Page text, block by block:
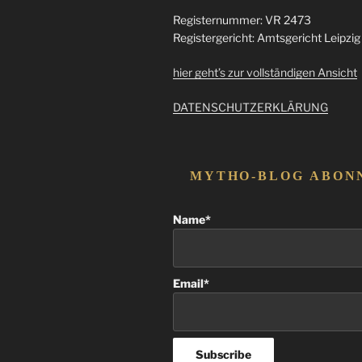
Registernummer: VR 2473
Registergericht: Amtsgericht Leipzig
hier geht’s zur vollständigen Ansicht
DATENSCHUTZERKLÄRUNG
MYTHO-BLOG
Name*
Email*